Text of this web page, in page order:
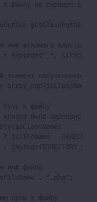
файлу на сервере с
имя искомого класса на
explode("_",
элемент полученного
array_pop($aClassName);
к файлу
было передано
? $sFileName .
:
имя файла
. ".php";
путь к файлу